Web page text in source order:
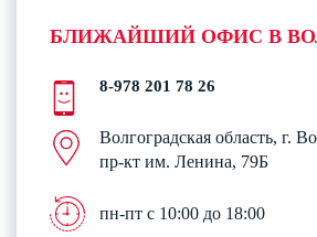
БЛИЖАЙШИЙ ОФИС В
8-978 201 78 26
Волгоградская область, г.
пр-кт им. Ленина, 79Б
пн-пт с 10:00 до 18:00